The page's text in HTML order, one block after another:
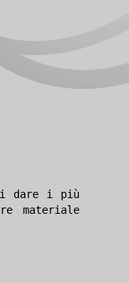
dare i più
materiale